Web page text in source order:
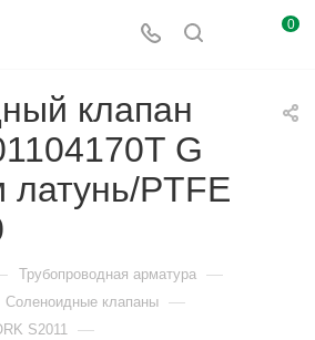
0
клапан
G
PTFE
Трубопроводная арматура —
Соленоидные клапаны —
S2011 —